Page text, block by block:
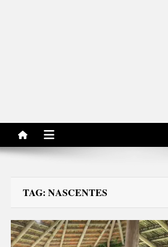
TAG: NASCENTES